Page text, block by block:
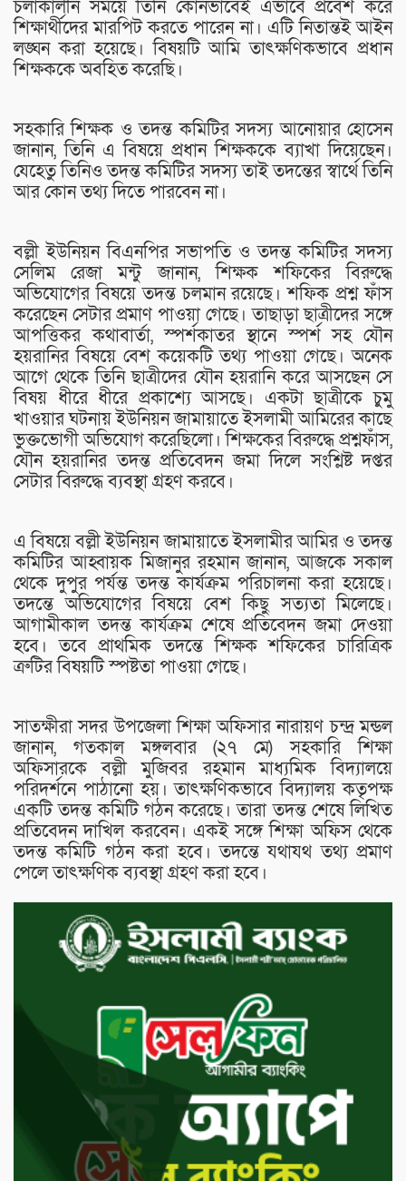
চলাকালীন সময়ে তিনি কোনভাবেই এভাবে প্রবেশ করে
শিক্ষার্থীদের মারপিট করতে পারেন না। এটি নিতান্তই আইন
লঙ্ঘন করা হয়েছে। বিষয়টি আমি তাৎক্ষণিকভাবে প্রধান
শিক্ষককে অবহিত করেছি।
সহকারি শিক্ষক ও তদন্ত কমিটির সদস্য আনোয়ার হোসেন
জানান, তিনি এ বিষয়ে প্রধান শিক্ষককে ব্যাখা দিয়েছেন।
যেহেতু তিনিও তদন্ত কমিটির সদস্য তাই তদন্তের স্বার্থে তিনি
আর কোন তথ্য দিতে পারবেন না।
বল্লী ইউনিয়ন বিএনপির সভাপতি ও তদন্ত কমিটির সদস্য
সেলিম রেজা মন্টু জানান, শিক্ষক শফিকের বিরুদ্ধে
অভিযোগের বিষয়ে তদন্ত চলমান রয়েছে। শফিক প্রশ্ন ফাঁস
করেছেন সেটার প্রমাণ পাওয়া গেছে। তাছাড়া ছাত্রীদের সঙ্গে
আপত্তিকর কথাবার্তা, স্পর্শকাতর স্থানে স্পর্শ সহ যৌন
হয়রানির বিষয়ে বেশ কয়েকটি তথ্য পাওয়া গেছে। অনেক
আগে থেকে তিনি ছাত্রীদের যৌন হয়রানি করে আসছেন সে
বিষয় ধীরে ধীরে প্রকাশ্যে আসছে। একটা ছাত্রীকে চুমু
খাওয়ার ঘটনায় ইউনিয়ন জামায়াতে ইসলামী আমিরের কাছে
ভুক্তভোগী অভিযোগ করেছিলো। শিক্ষকের বিরুদ্ধে প্রশ্নফাঁস,
যৌন হয়রানির তদন্ত প্রতিবেদন জমা দিলে সংশ্লিষ্ট দপ্তর
সেটার বিরুদ্ধে ব্যবস্থা গ্রহণ করবে।
এ বিষয়ে বল্লী ইউনিয়ন জামায়াতে ইসলামীর আমির ও তদন্ত
কমিটির আহ্বায়ক মিজানুর রহমান জানান, আজকে সকাল
থেকে দুপুর পর্যন্ত তদন্ত কার্যক্রম পরিচালনা করা হয়েছে।
তদন্তে অভিযোগের বিষয়ে বেশ কিছু সত্যতা মিলেছে।
আগামীকাল তদন্ত কার্যক্রম শেষে প্রতিবেদন জমা দেওয়া
হবে। তবে প্রাথমিক তদন্তে শিক্ষক শফিকের চারিত্রিক
ত্রুটির বিষয়টি স্পষ্টতা পাওয়া গেছে।
সাতক্ষীরা সদর উপজেলা শিক্ষা অফিসার নারায়ণ চন্দ্র মন্ডল
জানান, গতকাল মঙ্গলবার (২৭ মে) সহকারি শিক্ষা
অফিসারকে বল্লী মুজিবর রহমান মাধ্যমিক বিদ্যালয়ে
পরিদর্শনে পাঠানো হয়। তাৎক্ষণিকভাবে বিদ্যালয় কতৃপক্ষ
একটি তদন্ত কমিটি গঠন করেছে। তারা তদন্ত শেষে লিখিত
প্রতিবেদন দাখিল করবেন। একই সঙ্গে শিক্ষা অফিস থেকে
তদন্ত কমিটি গঠন করা হবে। তদন্তে যথাযথ তথ্য প্রমাণ
পেলে তাৎক্ষণিক ব্যবস্থা গ্রহণ করা হবে।